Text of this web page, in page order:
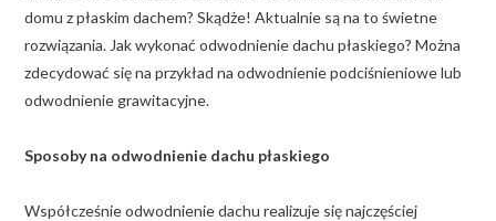
domu z płaskim dachem? Skądże! Aktualnie są na to świetne
rozwiązania. Jak wykonać odwodnienie dachu płaskiego? Można
zdecydować się na przykład na odwodnienie podciśnieniowe lub
odwodnienie grawitacyjne.
Sposoby na odwodnienie dachu płaskiego
Współcześnie odwodnienie dachu realizuje się najczęściej